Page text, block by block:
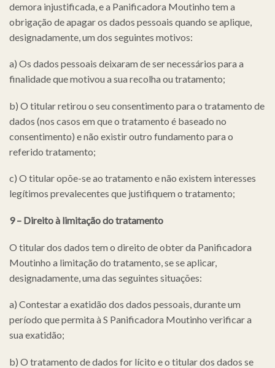
demora injustificada, e a Panificadora Moutinho tem a
obrigação de apagar os dados pessoais quando se aplique,
designadamente, um dos seguintes motivos:
a) Os dados pessoais deixaram de ser necessários para a
finalidade que motivou a sua recolha ou tratamento;
b) O titular retirou o seu consentimento para o tratamento de
dados (nos casos em que o tratamento é baseado no
consentimento) e não existir outro fundamento para o
referido tratamento;
c) O titular opõe-se ao tratamento e não existem interesses
legítimos prevalecentes que justifiquem o tratamento;
9 – Direito à limitação do tratamento
O titular dos dados tem o direito de obter da Panificadora
Moutinho a limitação do tratamento, se se aplicar,
designadamente, uma das seguintes situações:
a) Contestar a exatidão dos dados pessoais, durante um
período que permita à S Panificadora Moutinho verificar a
sua exatidão;
b) O tratamento de dados for lícito e o titular dos dados se